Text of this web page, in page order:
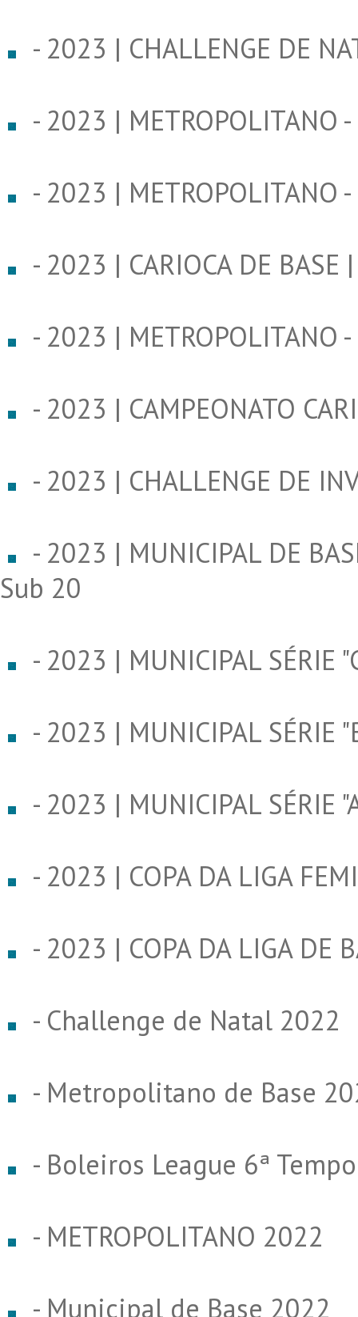
- 2023 | CHALLENGE DE
- 2023 | METROPOLITANO -
- 2023 | METROPOLITANO -
- 2023 | CARIOCA DE
- 2023 | METROPOLITANO -
- 2023 | CAMPEONATO
- 2023 | CHALLENGE DE
- 2023 | MUNICIPAL DE
Sub 20
- 2023 | MUNICIPAL SÉRIE
- 2023 | MUNICIPAL SÉRIE
- 2023 | MUNICIPAL SÉRIE
- 2023 | COPA DA LIGA
- 2023 | COPA DA LIGA DE
- Challenge de Natal 2022
- Metropolitano de Base
- Boleiros League 6ª
- METROPOLITANO 2022
- Municipal de Base 2022